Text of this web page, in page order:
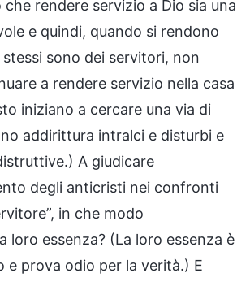
rendere servizio a Dio sia una
e quindi, quando si rendono
sono dei servitori, non
a rendere servizio nella casa
iniziano a cercare una via di
addirittura intralci e disturbi e
A giudicare
degli anticristi nei confronti
in che modo
loro essenza? (La loro essenza è
e prova odio per la verità.) E